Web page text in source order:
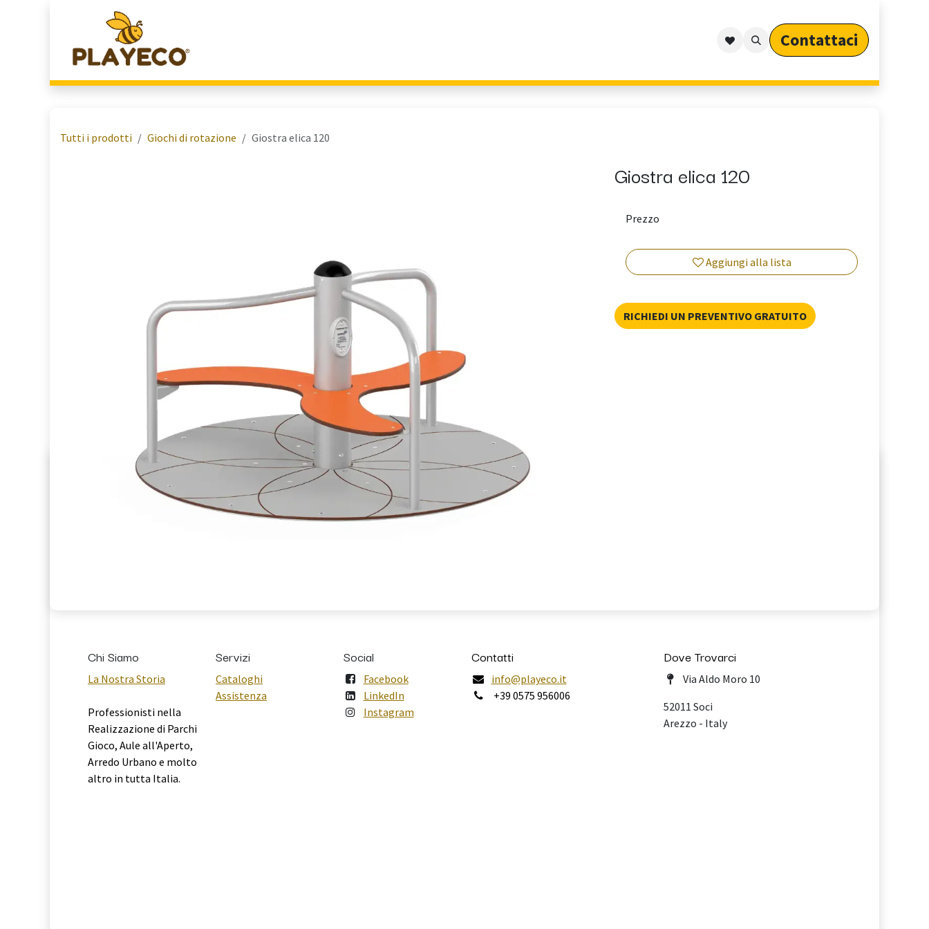
Arredo Outdoor per Privati
Contattaci​​​​​​
Tutti i prodotti Giochi di rotazione Giostra elica 120
Giostra elica 120
Aggiungi alla lista
Prezzo
RICHIEDI UN PREVENTIVO GRATUITO
Chi Siamo
La Nostra Storia
Professionisti nella
Realizzazione di Parchi
Gioco, Aule all'Aperto,
Arredo Urbano e molto
altro in tutta Italia.
Servizi
Cataloghi
Assistenza
Social
Facebook
LinkedIn
Instagram
Contatti
info@playeco.it
+39 0575 956006
Dove Trovarci
Via Aldo Moro 10
52011 Soci
Arezzo - Italy